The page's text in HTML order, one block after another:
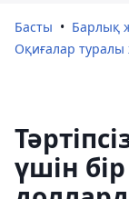
Басты
Барлық
Оқиғалар
үшін